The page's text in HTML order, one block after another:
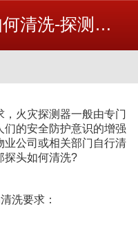
陆和烟感探头如何清洗-探测器清洗-消防设备安装_北京探测器清洗_江苏消防改造维修-苏州消防工程施工安装公司-
火灾探测器一般由专门
们的安全防护意识的增强
业公司或相关部门自行清
探头如何清洗?
洗要求：